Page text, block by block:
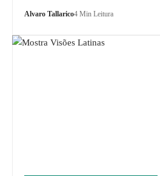
Alvaro Tallarico4 Min Leitura